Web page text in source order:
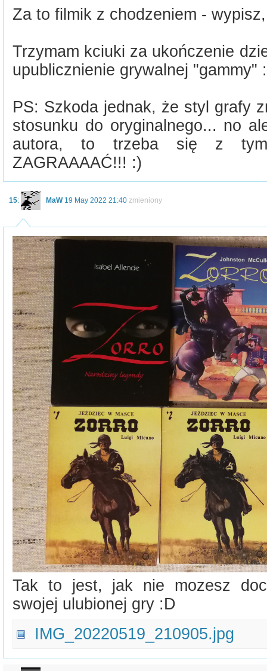
Za to filmik z chodzeniem -
Trzymam kciuki za ukończenie
upublicznienie grywalnej "gammy"
PS: Szkoda jednak, że styl grafy
stosunku do oryginalnego... no
autora, to trzeba się z tym
ZAGRAAAAĆ!!! :)
15: MaW 19 May 2022 21:40 zmieniony
Tak to jest, jak nie mozesz
swojej ulubionej gry :D
IMG_20220519_210905.jpg